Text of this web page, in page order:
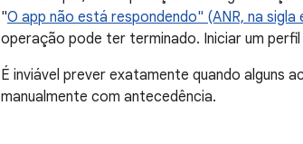
"O app não está respondendo" (ANR, na sigla
operação pode ter terminado. Iniciar um
É inviável prever exatamente quando alguns
manualmente com antecedência.